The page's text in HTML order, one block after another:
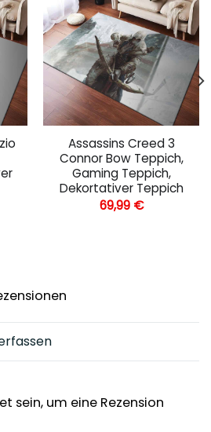
Assassins Creed 3
Connor Bow Teppich,
Gaming Teppich,
Dekortativer Teppich
69,99 €
sein, um eine Rezension